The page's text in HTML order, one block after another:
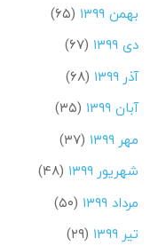
بهمن ۱۳۹۹
(۶۵)
دی ۱۳۹۹
(۶۷)
آذر ۱۳۹۹
(۶۸)
آبان ۱۳۹۹
(۳۵)
مهر ۱۳۹۹
(۳۷)
شهریور ۱۳۹۹
(۴۸)
مرداد ۱۳۹۹
(۵۰)
تیر ۱۳۹۹
(۲۹)